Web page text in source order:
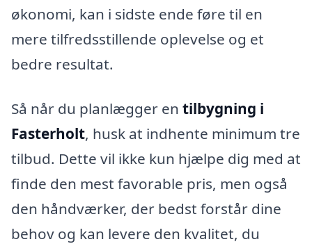
økonomi, kan i sidste ende føre til en
mere tilfredsstillende oplevelse og et
bedre resultat.
Så når du planlægger en tilbygning i
Fasterholt, husk at indhente minimum tre
tilbud. Dette vil ikke kun hjælpe dig med at
finde den mest favorable pris, men også
den håndværker, der bedst forstår dine
behov og kan levere den kvalitet, du